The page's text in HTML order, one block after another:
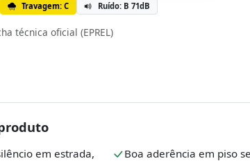
Travagem: C Ruído: B 71dB
técnica oficial (EPREL)
em estrada,
Boa aderência em piso